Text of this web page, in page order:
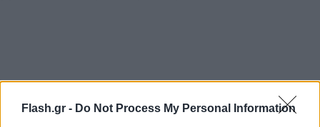
Flash.gr - Do Not Process My Personal Information